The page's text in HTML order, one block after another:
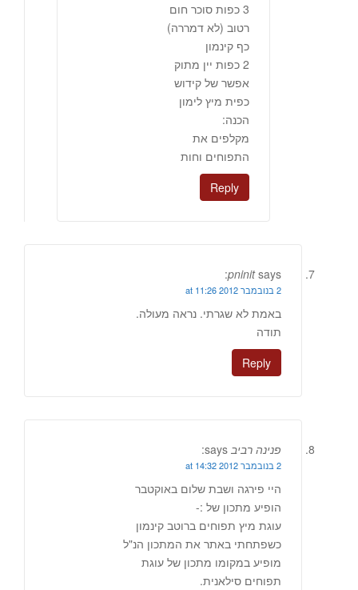
3 כפות סוכר חום
רטוב (לא דמררה)
כף קינמון
2 כפות יין מתוק
אפשר של קידוש
כפית מיץ לימון
הכנה:
מקלפים את
התפוחים וחות
Reply
pninit says:
2 בנובמבר 2012 at 11:26
באמת לא שגרתי. נראה מעולה.
תודה
Reply
פנינה רביב says:
2 בנובמבר 2012 at 14:32
היי פירגה ושבת שלום באוקטבר
הופיע מתכון של :-
עוגת מיץ תפוחים ברוטב קינמון
כשפתחתי באתר את המתכון הנ"ל
מופיע במקומו מתכון של עוגת
תפוחים סילאנית.